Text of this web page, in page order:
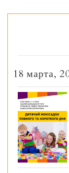
18 марта,